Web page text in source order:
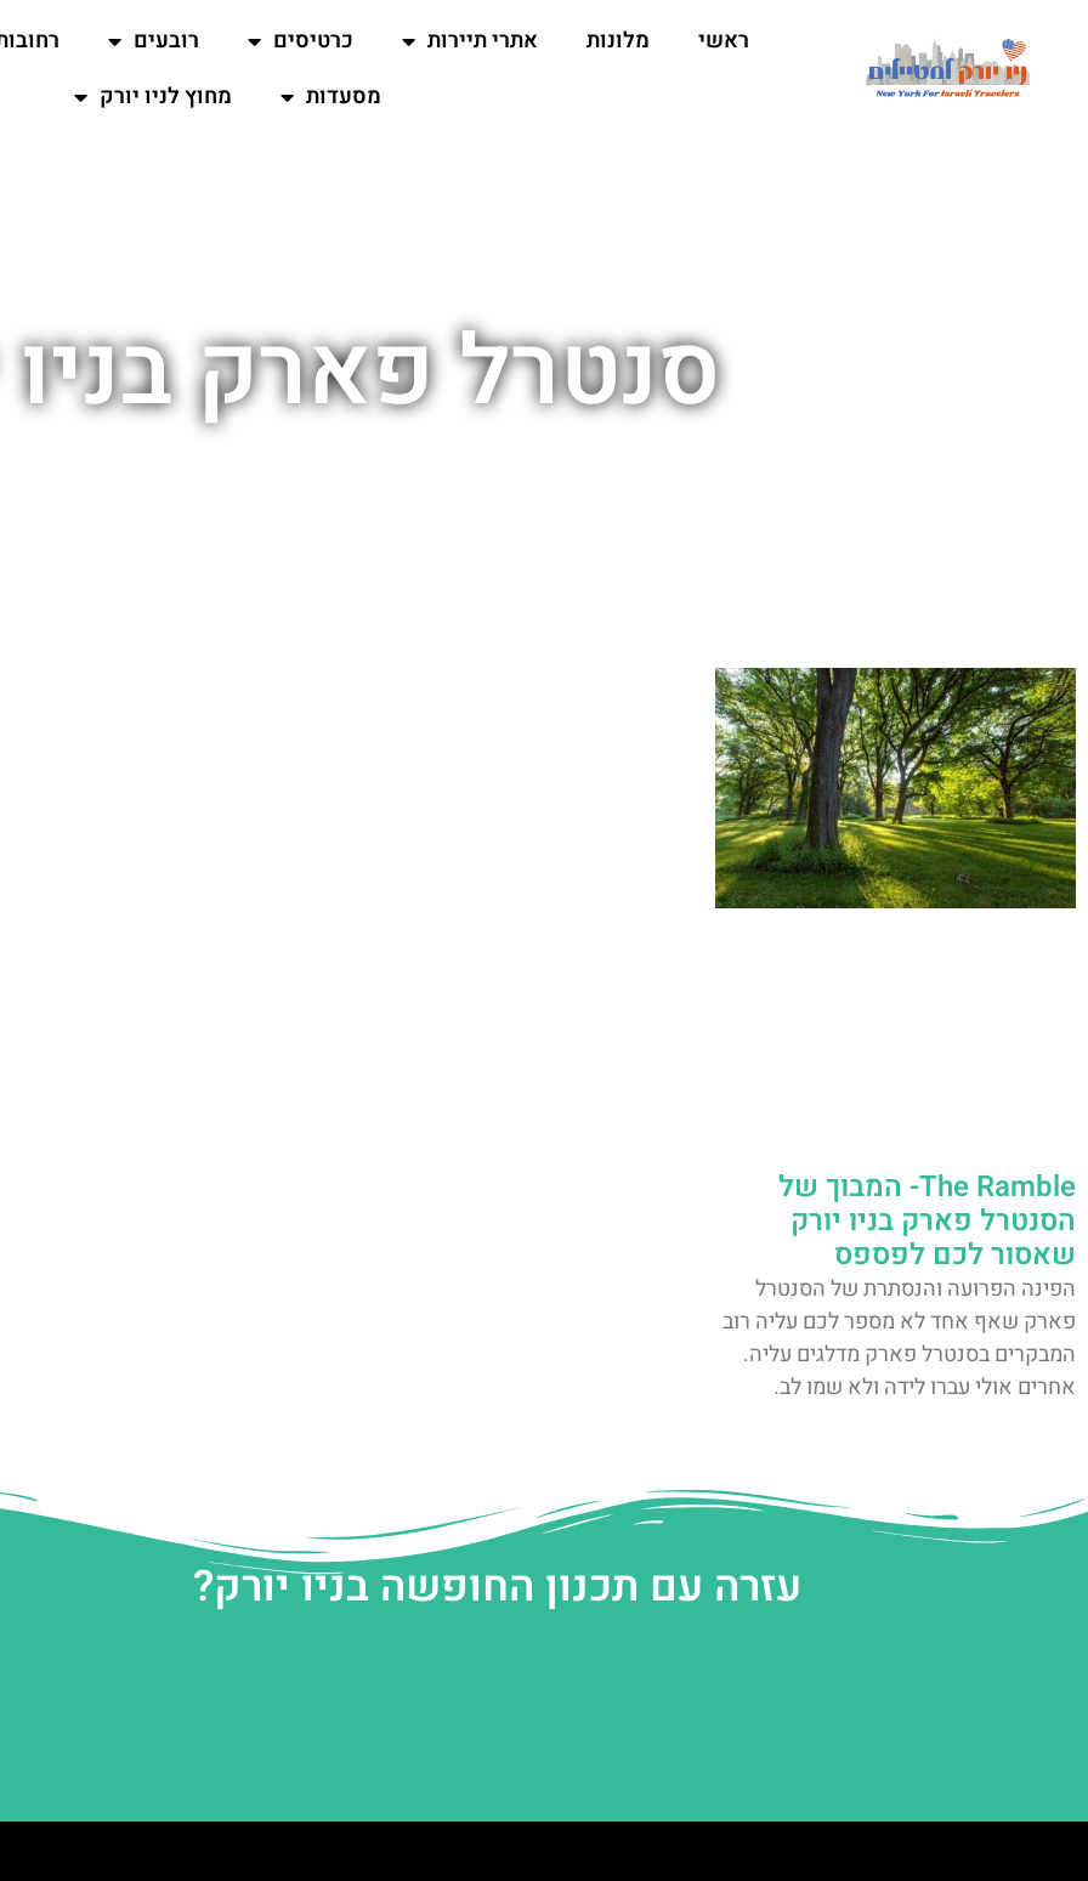
ראשי מלונות אתרי תיירות כרטיסים רובעים
מסעדות
מחוץ לניו יורק
סנטרל פארק בניו
The Ramble- המבוך של
הסנטרל פארק בניו יורק
שאסור לכם לפספס
הפינה הפרועה והנסתרת של הסנטרל
פארק שאף אחד לא מספר לכם עליה רוב
המבקרים בסנטרל פארק מדלגים עליה.
אחרים אולי עברו לידה ולא שמו לב.
עזרה עם תכנון החופשה בניו יורק?